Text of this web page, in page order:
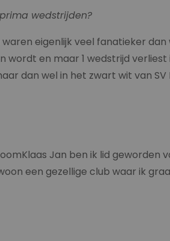
wedstrijden?
eigenlijk veel fanatieker
wordt en maar 1 wedstrijd
dan wel in het zwart wit van SV
Jan ben ik lid geworden
een gezellige club waar ik